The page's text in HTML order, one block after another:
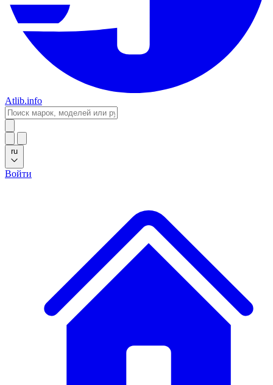
Atlib.info
ru
Войти